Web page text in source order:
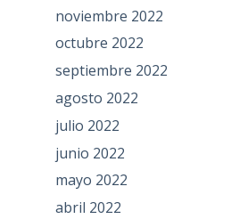
noviembre 2022
octubre 2022
septiembre 2022
agosto 2022
julio 2022
junio 2022
mayo 2022
abril 2022